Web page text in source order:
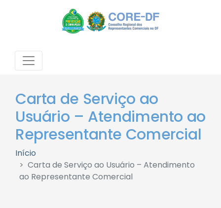
Carta de Serviço ao
Usuário – Atendimento ao
Representante Comercial
Início
Carta de Serviço ao Usuário – Atendimento
ao Representante Comercial